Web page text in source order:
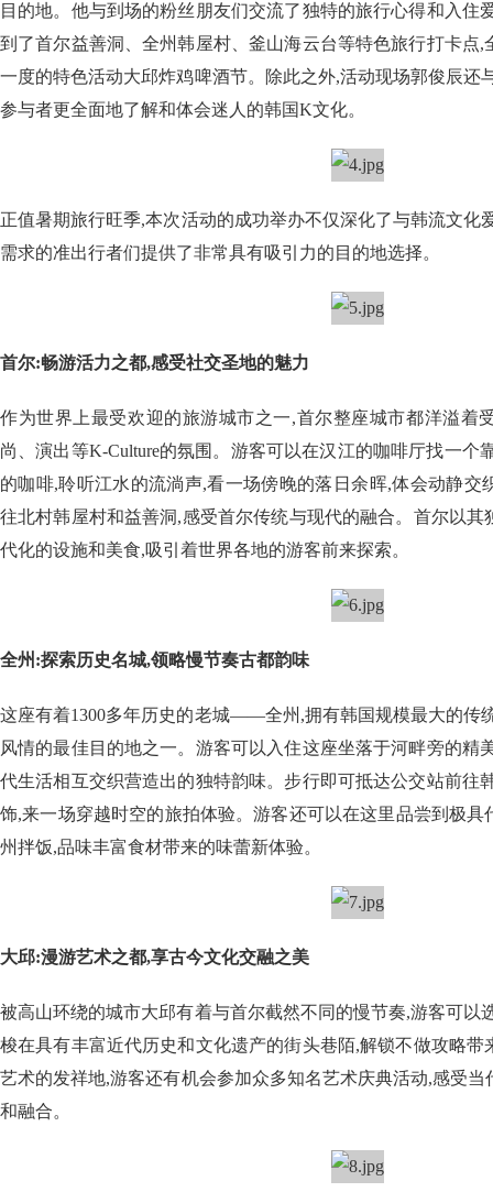
目的地。他与到场的粉丝朋友们交流了独特的旅行心得和入住
到了首尔益善洞、全州韩屋村、釜山海云台等特色旅行打卡点,
一度的特色活动大邱炸鸡啤酒节。除此之外,活动现场郭俊辰还
参与者更全面地了解和体会迷人的韩国K文化。
正值暑期旅行旺季,本次活动的成功举办不仅深化了与韩流文化
需求的准出行者们提供了非常具有吸引力的目的地选择。
首尔:畅游活力之都,感受社交圣地的魅力
作为世界上最受欢迎的旅游城市之一,首尔整座城市都洋溢着
尚、演出等K-Culture的氛围。游客可以在汉江的咖啡厅找一个
的咖啡,聆听江水的流淌声,看一场傍晚的落日余晖,体会动静交
往北村韩屋村和益善洞,感受首尔传统与现代的融合。首尔以其
代化的设施和美食,吸引着世界各地的游客前来探索。
全州:探索历史名城,领略慢节奏古都韵味
这座有着1300多年历史的老城——全州,拥有韩国规模最大的传
风情的最佳目的地之一。游客可以入住这座坐落于河畔旁的精
代生活相互交织营造出的独特韵味。步行即可抵达公交站前往
饰,来一场穿越时空的旅拍体验。游客还可以在这里品尝到极
州拌饭,品味丰富食材带来的味蕾新体验。
大邱:漫游艺术之都,享古今文化交融之美
被高山环绕的城市大邱有着与首尔截然不同的慢节奏,游客可以
梭在具有丰富近代历史和文化遗产的街头巷陌,解锁不做攻略带
艺术的发祥地,游客还有机会参加众多知名艺术庆典活动,感受
和融合。